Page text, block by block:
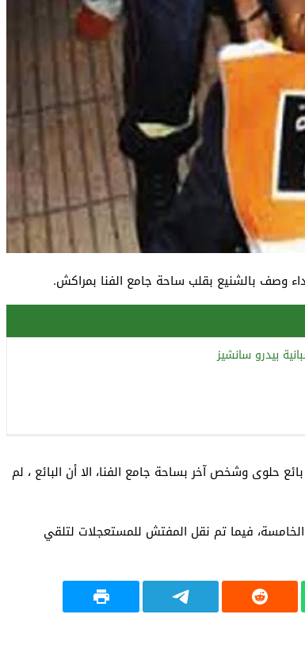
وصف بالشنيع بقلب ساحة جامع الفنا بمراكش.
بيدرو سانشيز
حلوى وشخص آخر بساحة جامع الفنا، الا أن البائع ، لم
الخامسة، فيما تم نقل المفتش للمستعجلات لتلقي